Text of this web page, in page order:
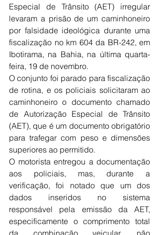
Especial de Trânsito (AET) irregular
levaram a prisão de um caminhoneiro
por falsidade ideológica durante uma
fiscalização no km 604 da BR-242, em
Ibotirama, na Bahia, na última quarta-
feira, 19 de novembro.
O conjunto foi parado para fiscalização
de rotina, e os policiais solicitaram ao
caminhoneiro o documento chamado
de Autorização Especial de Trânsito
(AET), que é um documento obrigatório
para trafegar com peso e dimensões
superiores ao permitido.
O motorista entregou a documentação
aos policiais, mas, durante a
verificação, foi notado que um dos
dados inseridos no sistema
responsável pela emissão da AET,
especificamente o comprimento total
da combinação veicular, não